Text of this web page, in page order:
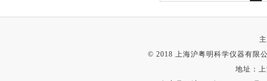
© 2018 上海沪粤明科学仪器有限
地址：